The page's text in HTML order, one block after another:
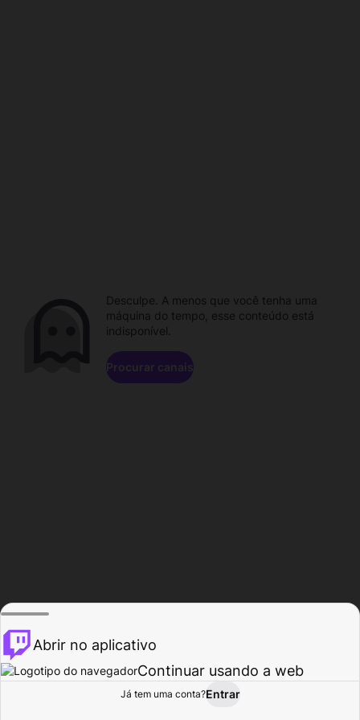
Procurar Atividade
Desculpe. A menos que você tenha uma
máquina do tempo, esse conteúdo está
indisponível.
Procurar canais
Abrir no aplicativo
Continuar usando a web
Já tem uma conta?Entrar